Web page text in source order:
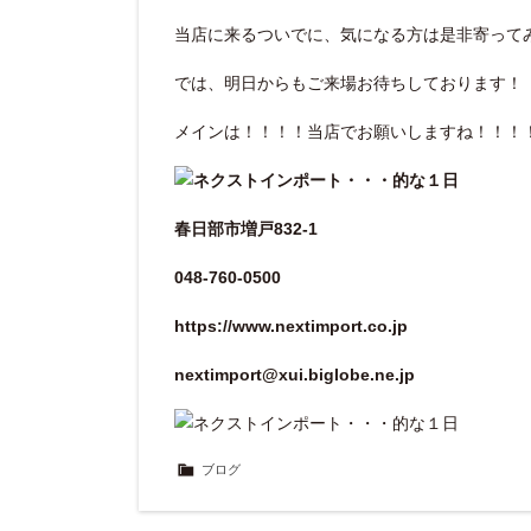
当店に来るついでに、気になる方は是非寄って
では、明日からもご来場お待ちしております！
メインは！！！！当店でお願いしますね！！！！
春日部市増戸832-1
048-760-0500
https://www.nextimport.co.jp
nextimport@xui.biglobe.ne.jp
ブログ